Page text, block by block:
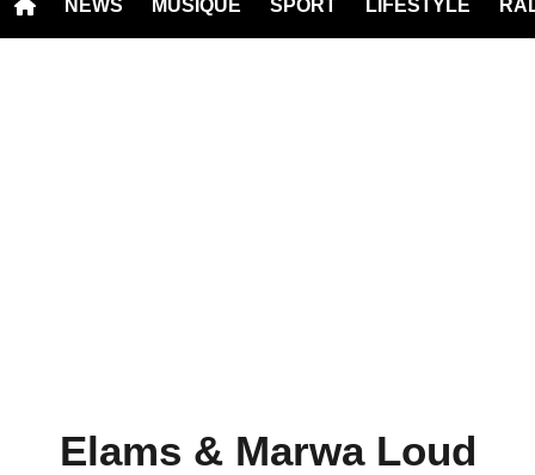
NEWS MUSIQUE SPORT LIFESTYLE
Elams & Marwa Loud